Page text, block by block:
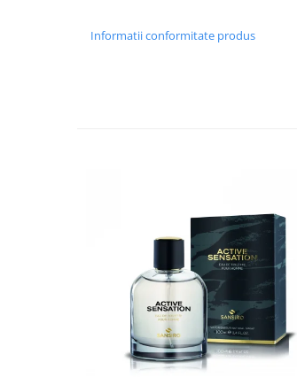
Informatii conformitate produs